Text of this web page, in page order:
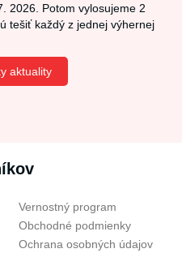
2026. Potom vylosujeme 2
tešiť každý z jednej výhernej
aktuality
Vernostný program
Obchodné podmienky
Ochrana osobných údajov